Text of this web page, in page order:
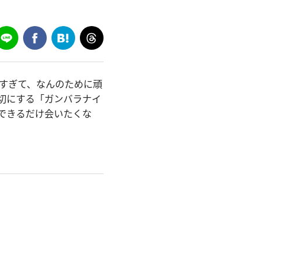
ぎて、なんのために頑
にする「ガンバラナイ
きるだけ会いたくな